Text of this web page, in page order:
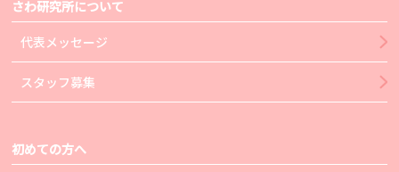
さわ研究所について
代表メッセージ
スタッフ募集
初めての方へ